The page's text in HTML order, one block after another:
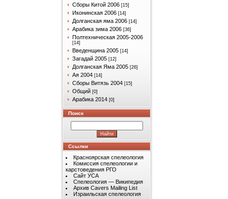
Сборы Китой 2006 [15]
Иконинская 2006 [14]
Долганская яма 2006 [14]
Арабика зима 2006 [36]
Полтехническая 2005-2006
[14]
Введенщина 2005 [14]
Загадай 2005 [12]
Долганская Яма 2005 [26]
Ая 2004 [14]
Сборы Витязь 2004 [15]
Общий [0]
Арабика 2014 [0]
Поиск
Ссылки
Красноярская спелеология
Комиссия спелеологии и
карстоведения РГО
Сайт УСА
Спелеология — Википедия
Архив Cavers Mailing List
Израильская спелеология